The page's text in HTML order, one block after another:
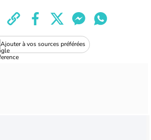
Ajouter à vos sources préférées